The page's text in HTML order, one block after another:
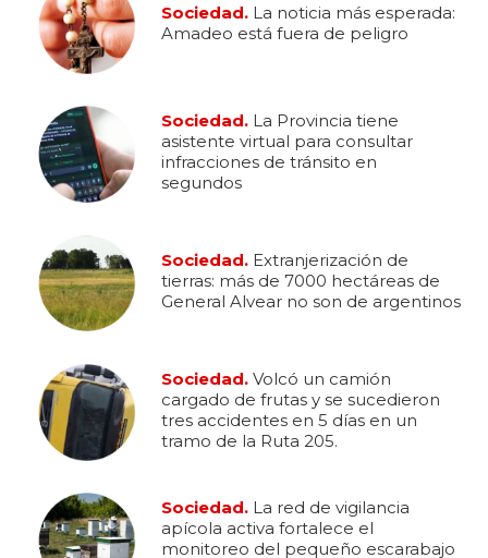
Sociedad. La noticia más esperada:
Amadeo está fuera de peligro
Sociedad. La Provincia tiene
asistente virtual para consultar
infracciones de tránsito en
segundos
Sociedad. Extranjerización de
tierras: más de 7000 hectáreas de
General Alvear no son de argentinos
Sociedad. Volcó un camión
cargado de frutas y se sucedieron
tres accidentes en 5 días en un
tramo de la Ruta 205.
Sociedad. La red de vigilancia
apícola activa fortalece el
monitoreo del pequeño escarabajo